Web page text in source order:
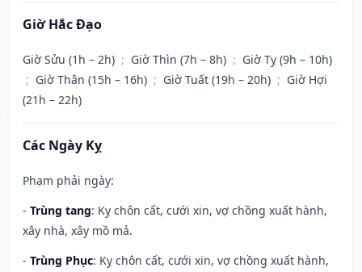
Giờ Hắc Đạo
Giờ Sửu (1h – 2h) ; Giờ Thìn (7h – 8h) ; Giờ Tỵ (9h – 10h)
; Giờ Thân (15h – 16h) ; Giờ Tuất (19h – 20h) ; Giờ Hợi
(21h – 22h)
Các Ngày Kỵ
Phạm phải ngày:
- Trùng tang: Kỵ chôn cất, cưới xin, vợ chồng xuất hành,
xây nhà, xây mồ mả.
- Trùng Phục: Kỵ chôn cất, cưới xin, vợ chồng xuất hành,